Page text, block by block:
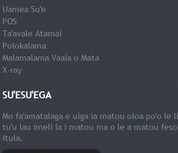
Uamea Su'e
POS
Ta'avale Atamai
Polokalama
Malamalama Vaaia o Mata
X-ray
SU'ESU'EGA
Mo fa'amatalaga e uiga ia matou oloa po'o le
tu'u lau imeli ia i matou ma o le a matou
itula.